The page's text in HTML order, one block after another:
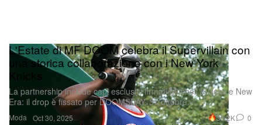
Moda
L'Estate di MF DOOM celebra il Supervillain con
una storica collaborazione con i New York
La partnership include capi esclusivi firmati Mitchell & Ness e New
Era: il drop è fissato per DOOMSDAY, 31 ottobre.
Oct 30, 2025 30.2K 0